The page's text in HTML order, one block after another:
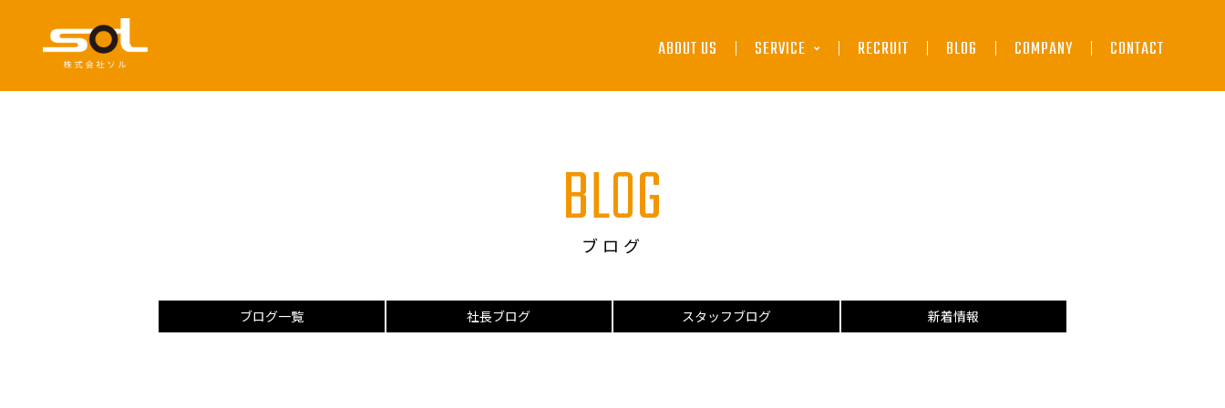
ABOUT US SERVICE RECRUIT BLOG COMPANY CONTACT
BLOG
ブログ
ブログ一覧 社長ブログ スタッフブログ 新着情報